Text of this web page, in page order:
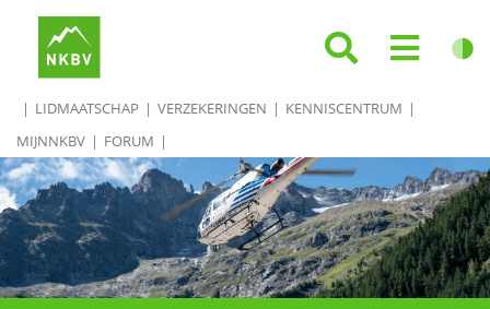
LIDMAATSCHAP VERZEKERINGEN
KENNISCENTRUM
MIJNNKBV
FORUM